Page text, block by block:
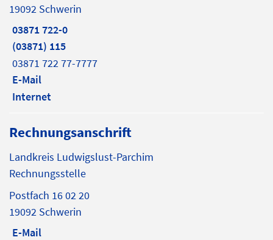
19092 Schwerin
03871 722-0
(03871) 115
03871 722 77-7777
E-Mail
Internet
Rechnungsanschrift
Landkreis Ludwigslust-Parchim
Rechnungsstelle
Postfach 16 02 20
19092 Schwerin
E-Mail